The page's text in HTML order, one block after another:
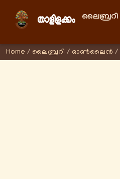
ലൈബ്രറി
Home / ലൈബ്രറി / ഓണ്‍ലൈന്‍ /